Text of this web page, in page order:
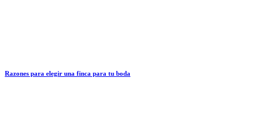
Razones para elegir una finca para tu boda